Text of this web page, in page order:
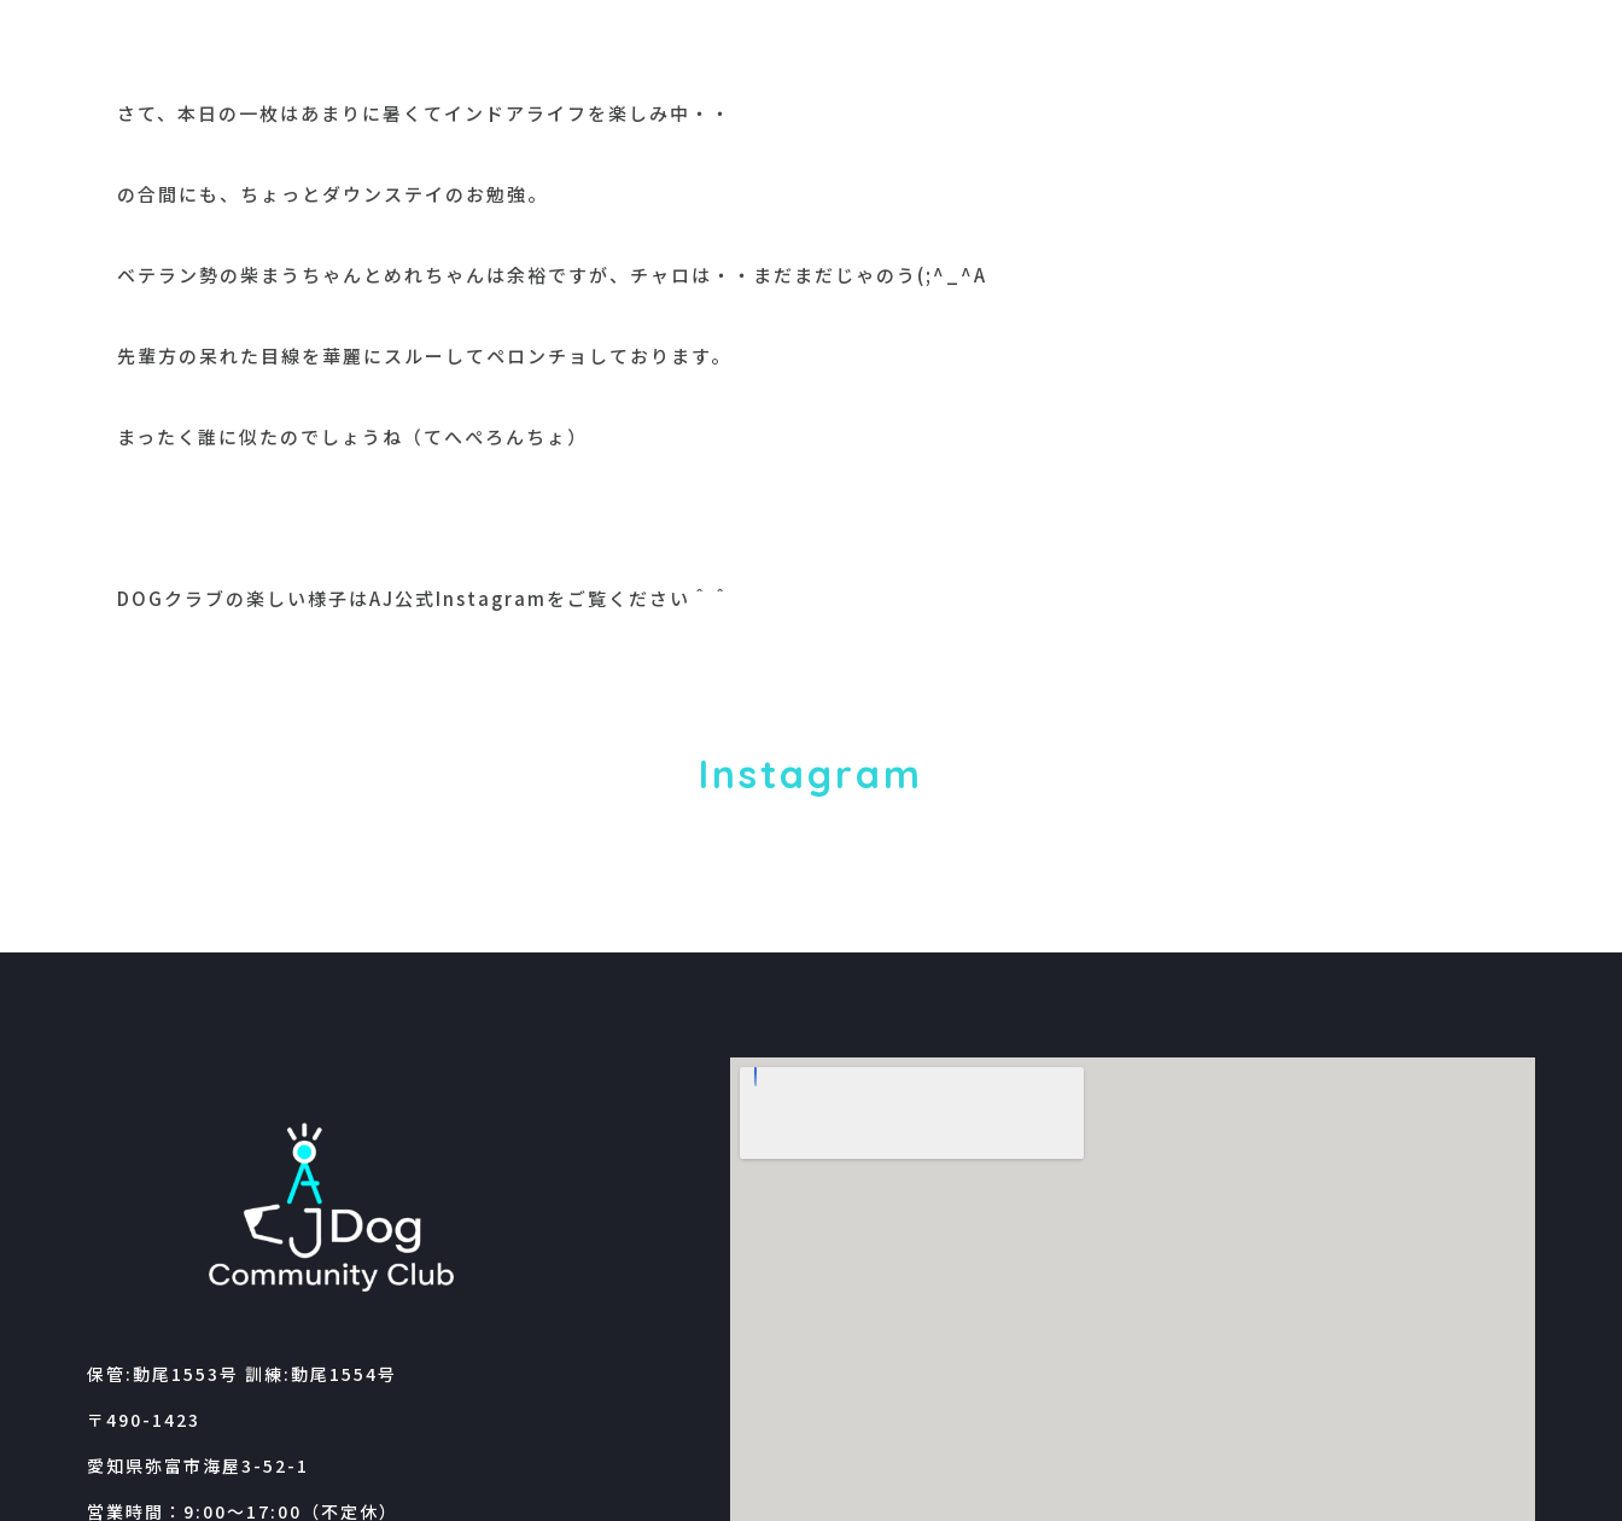
さて、本日の一枚はあまりに暑くてインドアライフを楽しみ中・・
の合間にも、ちょっとダウンステイのお勉強。
ベテラン勢の柴まうちゃんとめれちゃんは余裕ですが、チャロは・・まだまだじゃのう(;^_^A
先輩方の呆れた目線を華麗にスルーしてペロンチョしております。
まったく誰に似たのでしょうね（てへぺろんちょ）
DOGクラブの楽しい様子はAJ公式Instagramをご覧ください＾＾
Instagram
保管:動尾1553号 訓練:動尾1554号
〒490-1423
愛知県弥富市海屋3-52-1
営業時間：9:00～17:00（不定休）